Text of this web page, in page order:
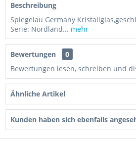
Beschreibung
Spiegelau Germany
Serie: Nordland... mehr
Bewertungen
0
Bewertungen lesen, schreiben und
Ähnliche Artikel
Kunden haben sich ebenfalls